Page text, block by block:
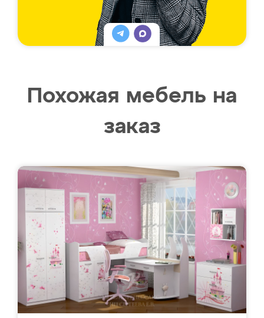
Похожая мебель на
заказ